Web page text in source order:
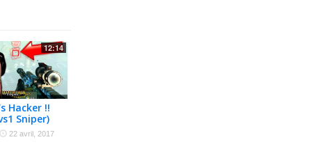
12:14
Hacker !!
Sniper)
22 avril, 2017